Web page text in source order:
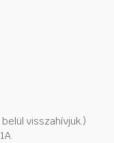
visszahívjuk.)